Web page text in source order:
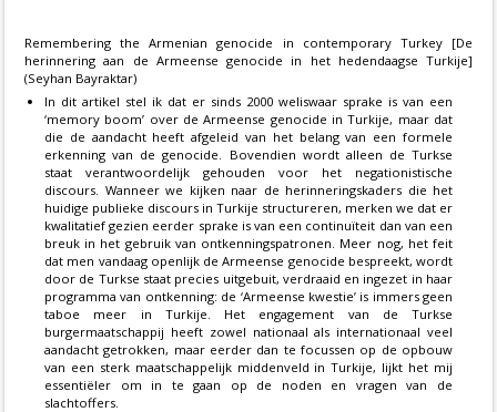
Remembering the Armenian genocide in contemporary Turkey [De
herinnering aan de Armeense genocide in het hedendaagse Turkije]
(Seyhan Bayraktar)
In dit artikel stel ik dat er sinds 2000 weliswaar sprake is van een
‘memory boom’ over de Armeense genocide in Turkije, maar dat
die de aandacht heeft afgeleid van het belang van een formele
erkenning van de genocide. Bovendien wordt alleen de Turkse
staat verantwoordelijk gehouden voor het negationistische
discours. Wanneer we kijken naar de herinneringskaders die het
huidige publieke discours in Turkije structureren, merken we dat er
kwalitatief gezien eerder sprake is van een continuïteit dan van een
breuk in het gebruik van ontkenningspatronen. Meer nog, het feit
dat men vandaag openlijk de Armeense genocide bespreekt, wordt
door de Turkse staat precies uitgebuit, verdraaid en ingezet in haar
programma van ontkenning: de ‘Armeense kwestie’ is immers geen
taboe meer in Turkije. Het engagement van de Turkse
burgermaatschappij heeft zowel nationaal als internationaal veel
aandacht getrokken, maar eerder dan te focussen op de opbouw
van een sterk maatschappelijk middenveld in Turkije, lijkt het mij
essentiëler om in te gaan op de noden en vragen van de
slachtoffers.